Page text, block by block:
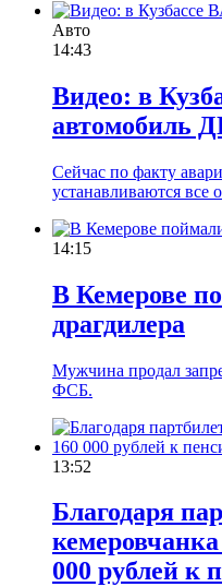
Авто
14:43
Видео: в
автомобиль
Сейчас по факту
устанавливаются все
14:15
В Кемерове
драгдилера
Мужчина продал
ФСБ.
13:52
Благодаря
000 рублей к